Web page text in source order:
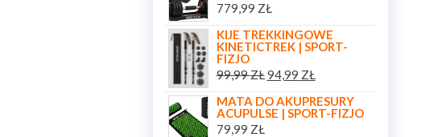
779,99 ZŁ
KIJE TREKKINGOWE
KINETICTREK | SPORT-
FIZJO
99,99ZŁ94,99 ZŁ
MATA DO AKUPRESURY
ACUPULSE | SPORT-FIZJO
79,99 ZŁ